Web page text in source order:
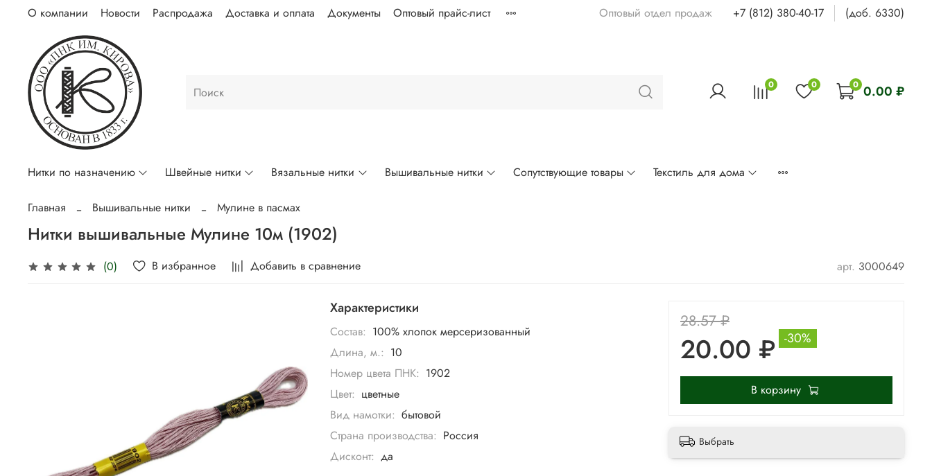
О компании Новости Распродажа Доставка и оплата Документы Оптовый прайс-лист Оптовый отдел продаж +7 (812) 380-40-17 (доб. 6330)
0 0 0 0.00 ₽
Нитки по назначению Швейные нитки Вязальные нитки Вышивальные нитки Сопутствующие товары Текстиль для дома
Главная Вышивальные нитки Мулине в пасмах
Нитки вышивальные Мулине 10м (1902)
(0) В избранное Добавить в сравнение арт. 3000649
Характеристики
Состав: 100% хлопок мерсеризованный
Длина, м.: 10
Номер цвета ПНК: 1902
Цвет: цветные
Вид намотки: бытовой
Страна производства: Россия
Дисконт: да
28.57 ₽
20.00 ₽ -30%
В корзину
Выбрать